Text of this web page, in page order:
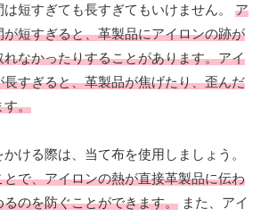
短すぎても長すぎてもいけません。 ア
短すぎると、革製品にアイロンの跡が
なかったりすることがあります。アイ
すぎると、革製品が焦げたり、歪んだ
す。
ける際は、当て布を使用しましょう。
で、アイロンの熱が直接革製品に伝わ
のを防ぐことができます。 また、アイ